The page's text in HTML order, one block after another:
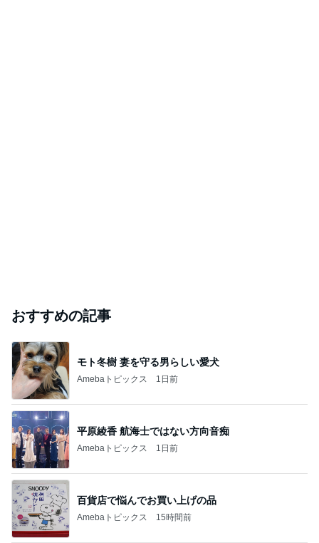
おすすめの記事
モト冬樹 妻を守る男らしい愛犬
Amebaトピックス 1日前
平原綾香 航海士ではない方向音痴
Amebaトピックス 1日前
百貨店で悩んでお買い上げの品
Amebaトピックス 15時間前